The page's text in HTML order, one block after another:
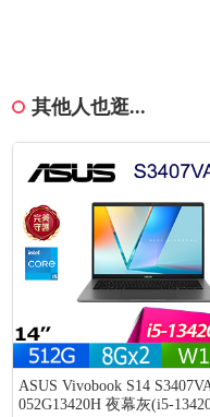
其他人也逛...
ASUS Vivobook S14
052G13420H 夜幕灰(i5-